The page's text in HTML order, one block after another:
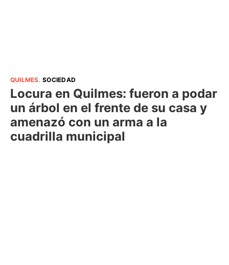
QUILMES.SOCIEDAD
Locura en Quilmes: fueron a podar
un árbol en el frente de su casa y
amenazó con un arma a la
cuadrilla municipal